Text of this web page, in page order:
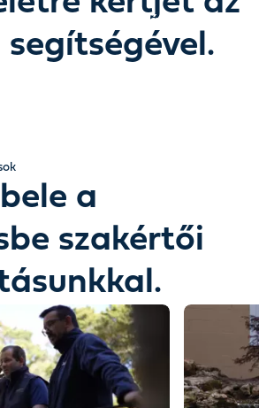
segítségével.
varázsolhatja újjá kertjét a
a
szakértői